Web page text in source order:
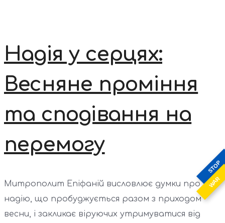
STOP
WAR
Надія у серцях:
Весняне проміння
та сподівання на
перемогу
Митрополит Епіфаній висловлює думки про
надію, що пробуджується разом з приходом
весни, і закликає віруючих утримуватися від